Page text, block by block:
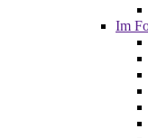
Im